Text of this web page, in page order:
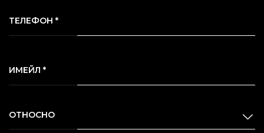
ТЕЛЕФОН *
ИМЕЙЛ *
ОТНОСНО